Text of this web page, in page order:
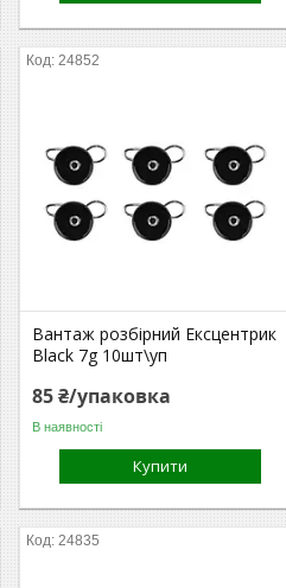
24852
Вантаж розбірний Ексцентрик
Black 7g 10шт\уп
85 ₴/упаковка
В наявності
Купити
24835